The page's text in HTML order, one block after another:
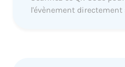
l'évènement